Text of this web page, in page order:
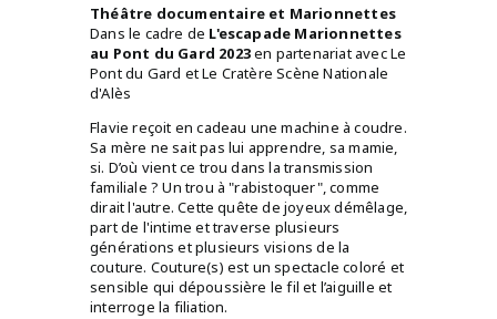
Théâtre documentaire et Marionnettes
Dans le cadre de L'escapade Marionnettes
au Pont du Gard 2023en partenariat avec Le
Pont du Gard et Le Cratère Scène Nationale
d'Alès
Flavie reçoit en cadeau une machine à coudre.
Sa mère ne sait pas lui apprendre, sa mamie,
si. D’où vient ce trou dans la transmission
familiale ? Un trou à "rabistoquer", comme
dirait l'autre. Cette quête de joyeux démêlage,
part de l'intime et traverse plusieurs
générations et plusieurs visions de la
couture. Couture(s) est un spectacle coloré et
sensible qui dépoussière le fil et l’aiguille et
interroge la filiation.